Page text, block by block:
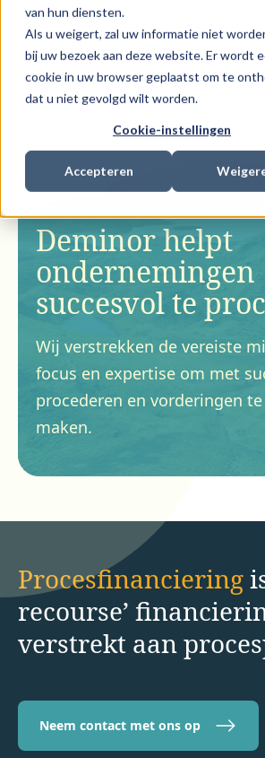
van hun diensten.
Als u weigert, zal uw informatie niet
bij uw bezoek aan deze website. Er wordt
cookie in uw browser geplaatst om te
dat u niet gevolgd wilt worden.
Cookie-instellingen
Accepteren
Deminor helpt
ondernemingen
succesvol te
Wij verstrekken de vereiste
focus en expertise om met
procederen en vorderingen
maken.
Procesfinanciering
recourse’
verstrekt aan
Neem contact met ons op